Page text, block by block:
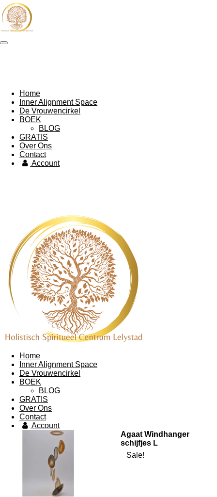
Ga
direct
naar
hoofdinhoud
Home
Inner Alignment Space
De Vrouwencirkel
BOEK
BLOG
GRATIS
Over Ons
Contact
Account
Home
Inner Alignment Space
De Vrouwencirkel
BOEK
BLOG
GRATIS
Over Ons
Contact
Account
Agaat Windhanger
schijfjes L
Sale!